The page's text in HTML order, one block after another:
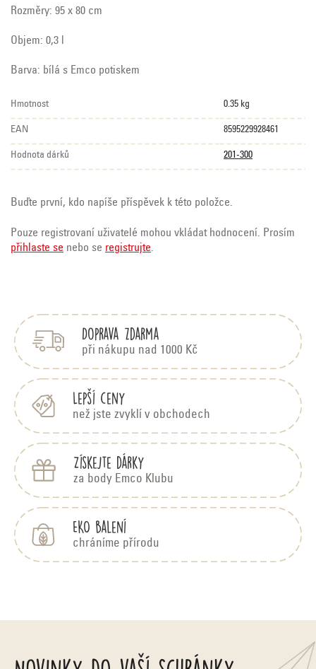
Rozměry: 95 x 80 cm
Objem: 0,3 l
Barva: bílá s Emco potiskem
Hmotnost 0.35 kg
EAN 8595229928461
Hodnota dárků 201-300
Buďte první, kdo napíše příspěvek k této položce.
Pouze registrovaní uživatelé mohou vkládat hodnocení. Prosím
přihlaste se nebo se registrujte.
Doprava zdarma
při nákupu nad 1000 Kč
Lepší ceny
než jste zvyklí v obchodech
Získejte dárky
za body Emco Klubu
EKO balení
chráníme přírodu